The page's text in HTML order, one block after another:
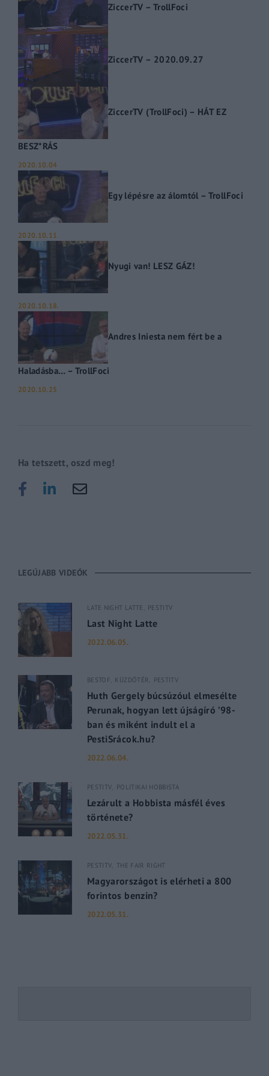
ZiccerTV – TrollFoci
ZiccerTV – 2020.09.27
ZiccerTV (TrollFoci) – HÁT EZ
BESZ*RÁS
2020.10.04
Egy lépésre az álomtól – TrollFoci
2020.10.11
Nyugi van! LESZ GÁZ!
2020.10.18.
Andres Iniesta nem fért be a
Haladásba… – TrollFoci
2020.10.25
Ha tetszett, oszd meg!
LEGÚJABB VIDEÓK
LATE NIGHT LATTE PESTITV
Last Night Latte
2022.06.05.
BESTOF KÜZDŐTÉR PESTITV
Huth Gergely búcsúzóul elmesélte
Perunak, hogyan lett újságíró ’98-
ban és miként indult el a
PestiSrácok.hu?
2022.06.04.
PESTITV POLITIKAI HOBBISTA
Lezárult a Hobbista másfél éves
története?
2022.05.31.
PESTITV THE FAIR RIGHT
Magyarországot is elérheti a 800
forintos benzin?
2022.05.31.